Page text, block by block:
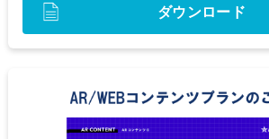
ダウンロード